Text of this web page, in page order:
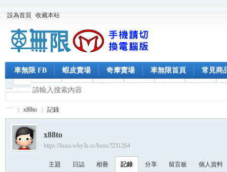
設為首頁 收藏本站
車無限 FB 蝦皮賣場 奇摩賣場 車無限首頁 常見商
›
x88to 記錄
x88to
https://boss.why3s.cc/boss/?231264
主題 日誌 相冊 記錄 分享 留言板 個人資料